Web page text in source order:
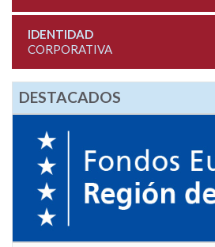
IDENTIDAD
CORPORATIVA
DESTACADOS